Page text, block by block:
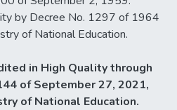
by Decree No. 1297 of 1964
of National Education.
in High Quality through
of September 27, 2021,
of National Education.